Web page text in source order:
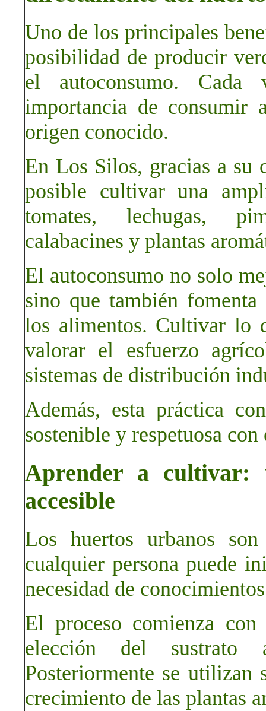
Uno de los principales
posibilidad de producir
el autoconsumo.
importancia de consumir
origen conocido.
En Los Silos, gracias a su
posible cultivar una
tomates, lechugas,
calabacines y plantas
El autoconsumo no solo
sino que también
los alimentos. Cultivar lo
valorar el esfuerzo
sistemas de distribución
Además, esta práctica
sostenible y respetuosa
Aprender a cultivar:
accesible
Los huertos urbanos
cualquier persona puede
necesidad de
El proceso comienza
elección del sustrato
Posteriormente se
crecimiento de las plantas